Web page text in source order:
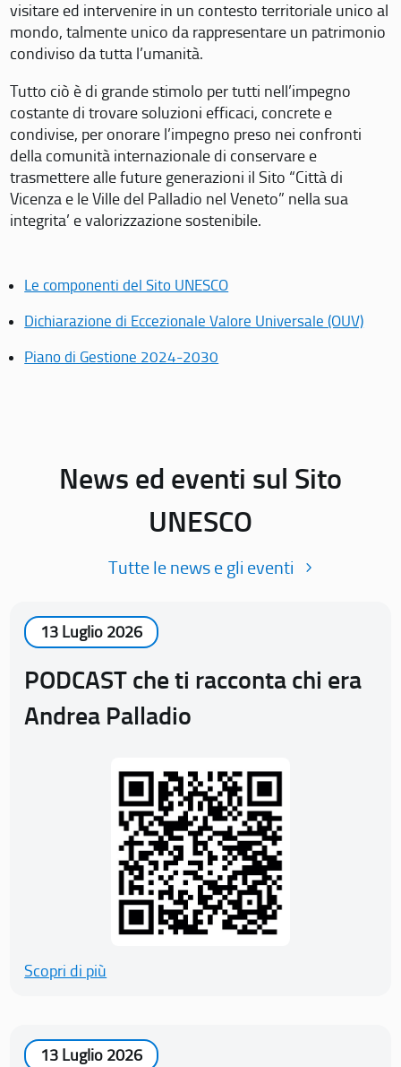
visitare ed intervenire in un contesto territoriale unico al
mondo, talmente unico da rappresentare un patrimonio
condiviso da tutta l’umanità.
Tutto ciò è di grande stimolo per tutti nell’impegno
costante di trovare soluzioni efficaci, concrete e
condivise, per onorare l’impegno preso nei confronti
della comunità internazionale di conservare e
trasmettere alle future generazioni il Sito “Città di
Vicenza e le Ville del Palladio nel Veneto” nella sua
integrita’ e valorizzazione sostenibile.
Le componenti del Sito UNESCO
Dichiarazione di Eccezionale Valore Universale (OUV)
Piano di Gestione 2024-2030
News ed eventi sul Sito
UNESCO
Tutte le news e gli eventi
13 Luglio 2026
PODCAST che ti racconta chi era
Andrea Palladio
Scopri di più
13 Luglio 2026